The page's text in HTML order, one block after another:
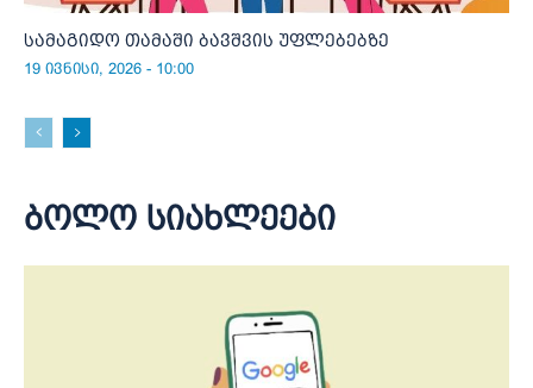
სამაგიდო თამაში ბავშვის უფლებებზე
19 ივნისი, 2026 - 10:00
ბოლო სიახლეები